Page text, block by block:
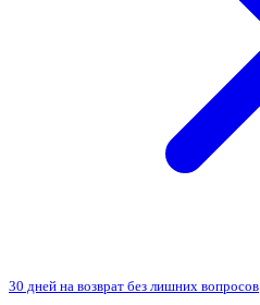
30 дней на возврат без лишних вопросов